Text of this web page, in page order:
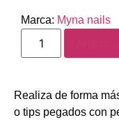
Marca: Myna nails
Realiza de forma
o tips pegados con